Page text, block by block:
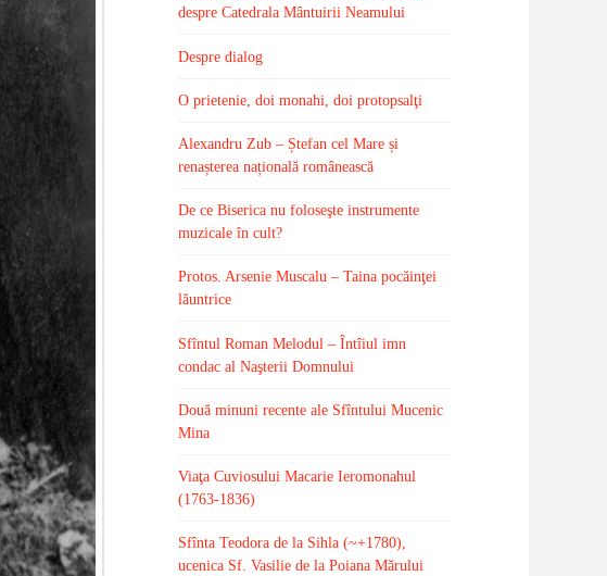
despre Catedrala Mântuirii Neamului
Despre dialog
O prietenie, doi monahi, doi protopsalţi
Alexandru Zub – Ștefan cel Mare și
renașterea națională românească
De ce Biserica nu foloseşte instrumente
muzicale în cult?
Protos. Arsenie Muscalu – Taina pocăinţei
lăuntrice
Sfîntul Roman Melodul – Întîiul imn
condac al Naşterii Domnului
Două minuni recente ale Sfîntului Mucenic
Mina
Viaţa Cuviosului Macarie Ieromonahul
(1763-1836)
Sfînta Teodora de la Sihla (~+1780),
ucenica Sf. Vasilie de la Poiana Mărului